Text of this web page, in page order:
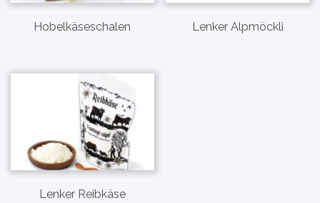
Bio Alpkäse 2025
Gletscherbachkäse
CHF28.50
Hobelkäseschalen Lenker Alpmöckli
Lenker Reibkäse